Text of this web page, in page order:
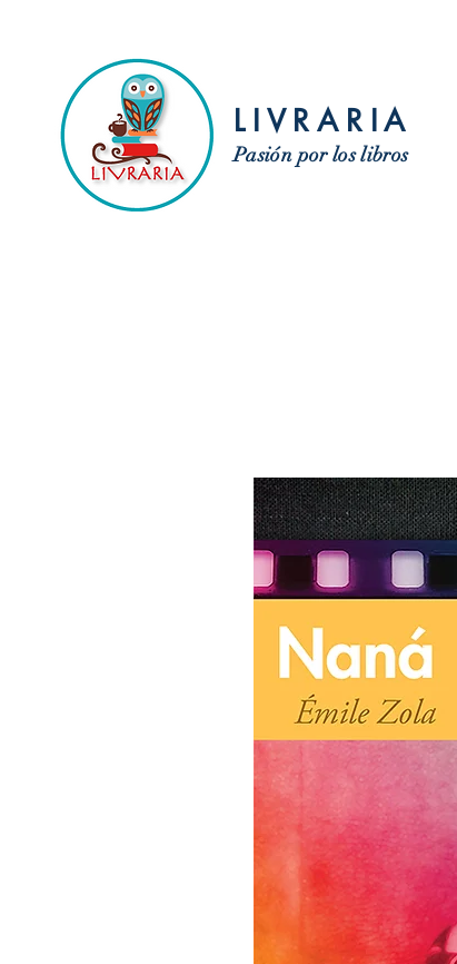
LIVRARIA
Pasión por los libros